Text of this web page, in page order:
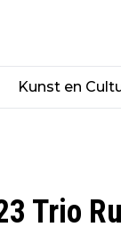
Kunst en
Trio